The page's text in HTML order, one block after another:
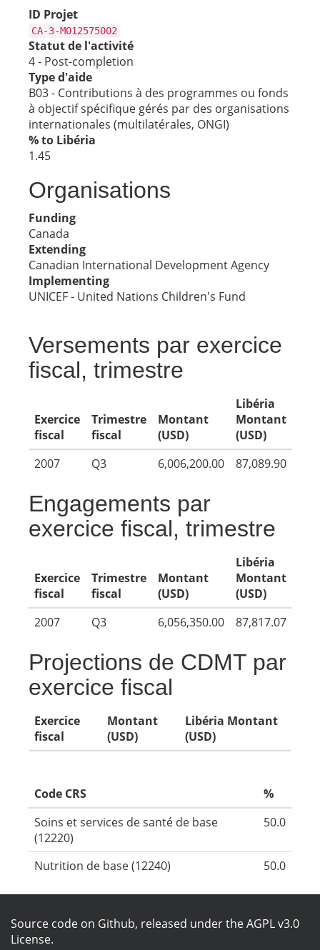
ID Projet
CA-3-M012575002
Statut de l'activité
4 - Post-completion
Type d'aide
B03 - Contributions à des programmes ou fonds
à objectif spécifique gérés par des organisations
internationales (multilatérales, ONGI)
% to Libéria
1.45
Organisations
Funding
Canada
Extending
Canadian International Development Agency
Implementing
UNICEF - United Nations Children's Fund
Versements par exercice
fiscal, trimestre
Exercice
fiscal
Trimestre
fiscal
Montant
(USD)
Libéria
Montant
(USD)
2007
Q3 6,006,200.00 87,089.90
Engagements par
exercice fiscal, trimestre
Exercice
fiscal
Trimestre
fiscal
Montant
(USD)
Libéria
Montant
(USD)
2007
Q3 6,056,350.00 87,817.07
Projections de CDMT par
exercice fiscal
Exercice
fiscal
Montant
(USD)
Libéria Montant
(USD)
Code CRS
%
Soins et services de santé de base
(12220)
50.0
Nutrition de base (12240) 50.0
Source code on Github, released under theAGPL v3.0
License.